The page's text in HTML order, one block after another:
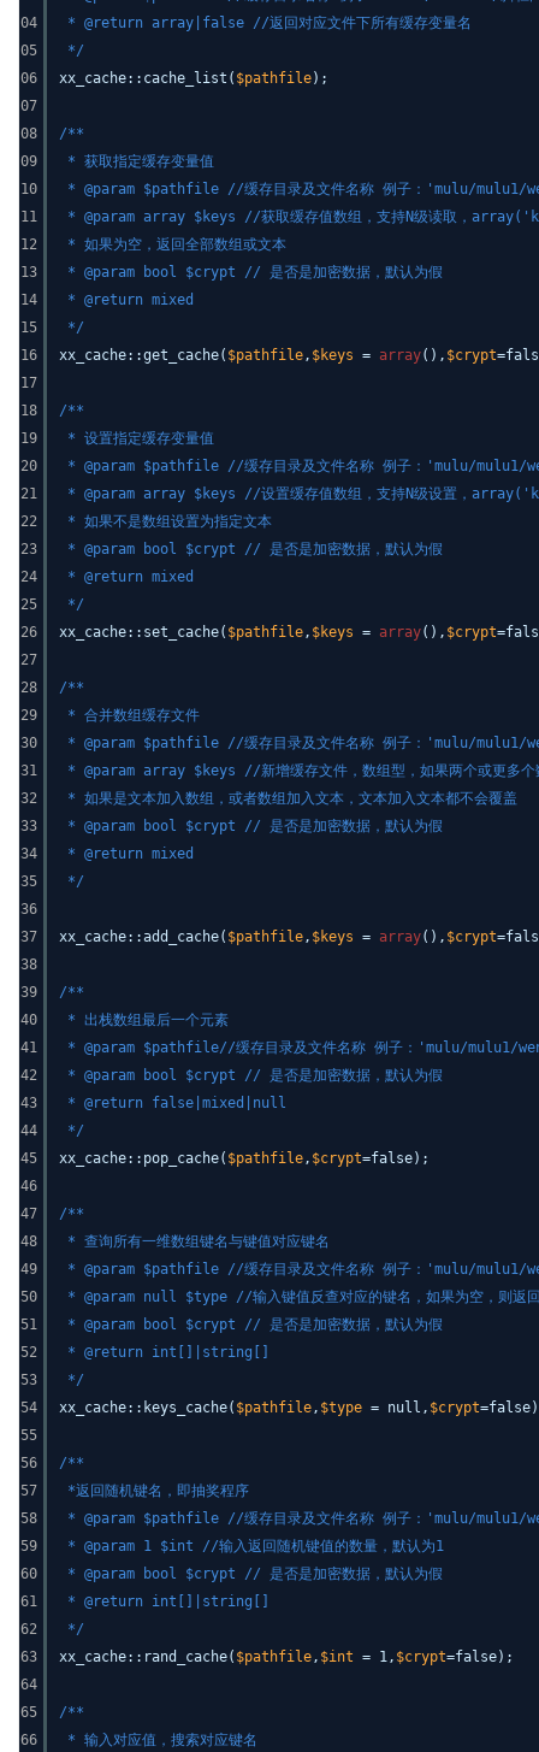
04
05
06
07
08
09
10
11
12
13
14
15
16
17
18
19
20
21
22
23
24
25
26
27
28
29
30
31
32
33
34
35
36
37
38
39
40
41
42
43
44
45
46
47
48
49
50
51
52
53
54
55
56
57
58
59
60
61
62
63
64
65
66
* @return array|false //返回对应文件下所有缓存变量名
*/
xx_cache::cache_list( $pathfile);
/**
* 获取指定缓存变量值
* @param $pathfile //缓存目录及文件名称 例子：'mulu/mulu1/
* @param array $keys //获取缓存值数组，支持N级读取，
* 如果为空，返回全部数组或文本
* @param bool $crypt // 是否是加密数据，默认为假
* @return mixed
*/
xx_cache::get_cache( $pathfile, $keys = array(), $crypt
/**
* 设置指定缓存变量值
* @param $pathfile //缓存目录及文件名称 例子：'mulu/mulu1/
* @param array $keys //设置缓存值数组，支持N级设置，
* 如果不是数组设置为指定文本
* @param bool $crypt // 是否是加密数据，默认为假
* @return mixed
*/
xx_cache::set_cache( $pathfile, $keys = array(), $crypt
/**
* 合并数组缓存文件
* @param $pathfile //缓存目录及文件名称 例子：'mulu/mulu1/
* @param array $keys //新增缓存文件，数组型，如果两个或更多个
* 如果是文本加入数组，或者数组加入文本，文本加入文本都不会覆盖
* @param bool $crypt // 是否是加密数据，默认为假
* @return mixed
*/
xx_cache::add_cache( $pathfile, $keys = array(), $crypt
/**
* 出栈数组最后一个元素
* @param $pathfile//缓存目录及文件名称 例子：'mulu/mulu1/
* @param bool $crypt // 是否是加密数据，默认为假
* @return false|mixed|null
*/
xx_cache::pop_cache( $pathfile, $crypt=false);
/**
* 查询所有一维数组键名与键值对应键名
* @param $pathfile //缓存目录及文件名称 例子：'mulu/mulu1/
* @param null $type //输入键值反查对应的键名，如果为空，则返
* @param bool $crypt // 是否是加密数据，默认为假
* @return int[]|string[]
*/
xx_cache::keys_cache( $pathfile, $type = null, $crypt
/**
*返回随机键名，即抽奖程序
* @param $pathfile //缓存目录及文件名称 例子：'mulu/mulu1/
* @param 1 $int //输入返回随机键值的数量，默认为1
* @param bool $crypt // 是否是加密数据，默认为假
* @return int[]|string[]
*/
xx_cache::rand_cache( $pathfile, $int = 1, $crypt=false);
/**
* 输入对应值，搜索对应键名